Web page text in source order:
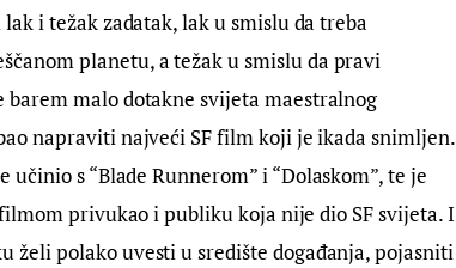
i težak zadatak, lak u smislu da treba
planetu, a težak u smislu da pravi
malo dotakne svijeta maestralnog
napraviti najveći SF film koji je ikada snimljen.
s “Blade Runnerom” i “Dolaskom”, te je
privukao i publiku koja nije dio SF svijeta. I
želi polako uvesti u središte događanja, pojasniti